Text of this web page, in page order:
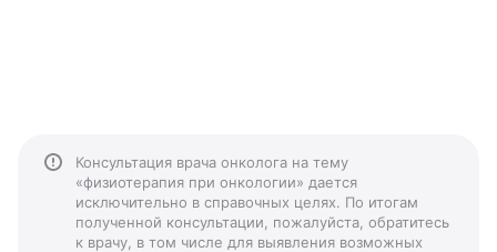
Консультация врача онколога на тему
«физиотерапия при онкологии» дается
исключительно в справочных целях. По итогам
полученной консультации, пожалуйста, обратитесь
к врачу, в том числе для выявления возможных